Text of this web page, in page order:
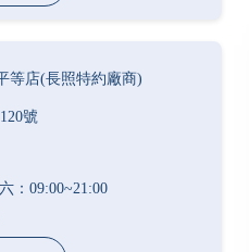
等店(長照特約廠商)
號
：09:00~21:00